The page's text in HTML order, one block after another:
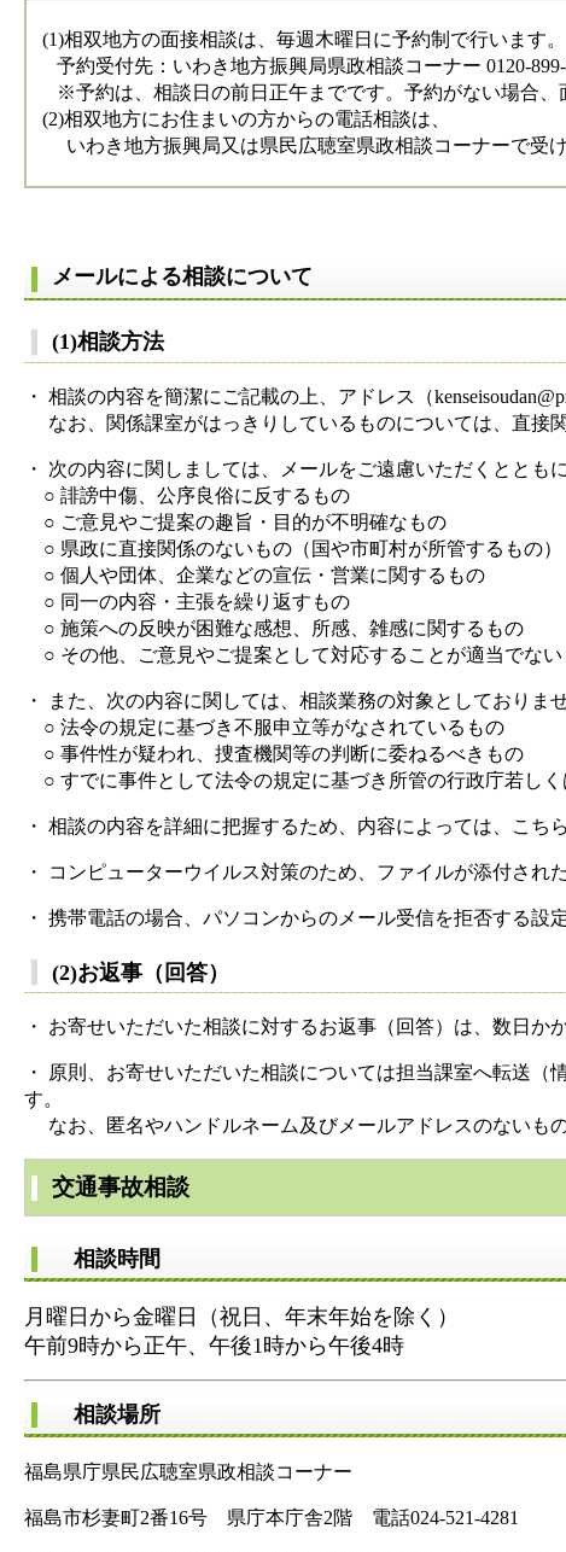
(1)相双地方の面接相談は、毎週木曜日に予約制で行います。
予約受付先：いわき地方振興局県政相談コーナー 0120-
※予約は、相談日の前日正午までです。予約がない場合、
(2)相双地方にお住まいの方からの電話相談は、
いわき地方振興局又は県民広聴室県政相談コーナーで受け
メールによる相談について
(1)相談方法
・ 相談の内容を簡潔にご記載の上、アドレス（
なお、関係課室がはっきりしているものについては、直接
・ 次の内容に関しましては、メールをご遠慮いただくとと
○ 誹謗中傷、公序良俗に反するもの
○ ご意見やご提案の趣旨・目的が不明確なもの
○ 県政に直接関係のないもの（国や市町村が所管するもの）
○ 個人や団体、企業などの宣伝・営業に関するもの
○ 同一の内容・主張を繰り返すもの
○ 施策への反映が困難な感想、所感、雑感に関するもの
○ その他、ご意見やご提案として対応することが適当でない
・ また、次の内容に関しては、相談業務の対象としておりま
○ 法令の規定に基づき不服申立等がなされているもの
○ 事件性が疑われ、捜査機関等の判断に委ねるべきもの
○ すでに事件として法令の規定に基づき所管の行政庁若し
・ 相談の内容を詳細に把握するため、内容によっては、こち
・ コンピューターウイルス対策のため、ファイルが添付され
・ 携帯電話の場合、パソコンからのメール受信を拒否する
(2)お返事（回答）
・ お寄せいただいた相談に対するお返事（回答）は、数日か
・ 原則、お寄せいただいた相談については担当課室へ転送
す。
なお、匿名やハンドルネーム及びメールアドレスのないも
交通事故相談
相談時間
月曜日から金曜日（祝日、年末年始を除く）
午前9時から正午、午後1時から午後4時
相談場所
福島県庁県民広聴室県政相談コーナー
福島市杉妻町2番16号 県庁本庁舎2階 電話024-521-4281